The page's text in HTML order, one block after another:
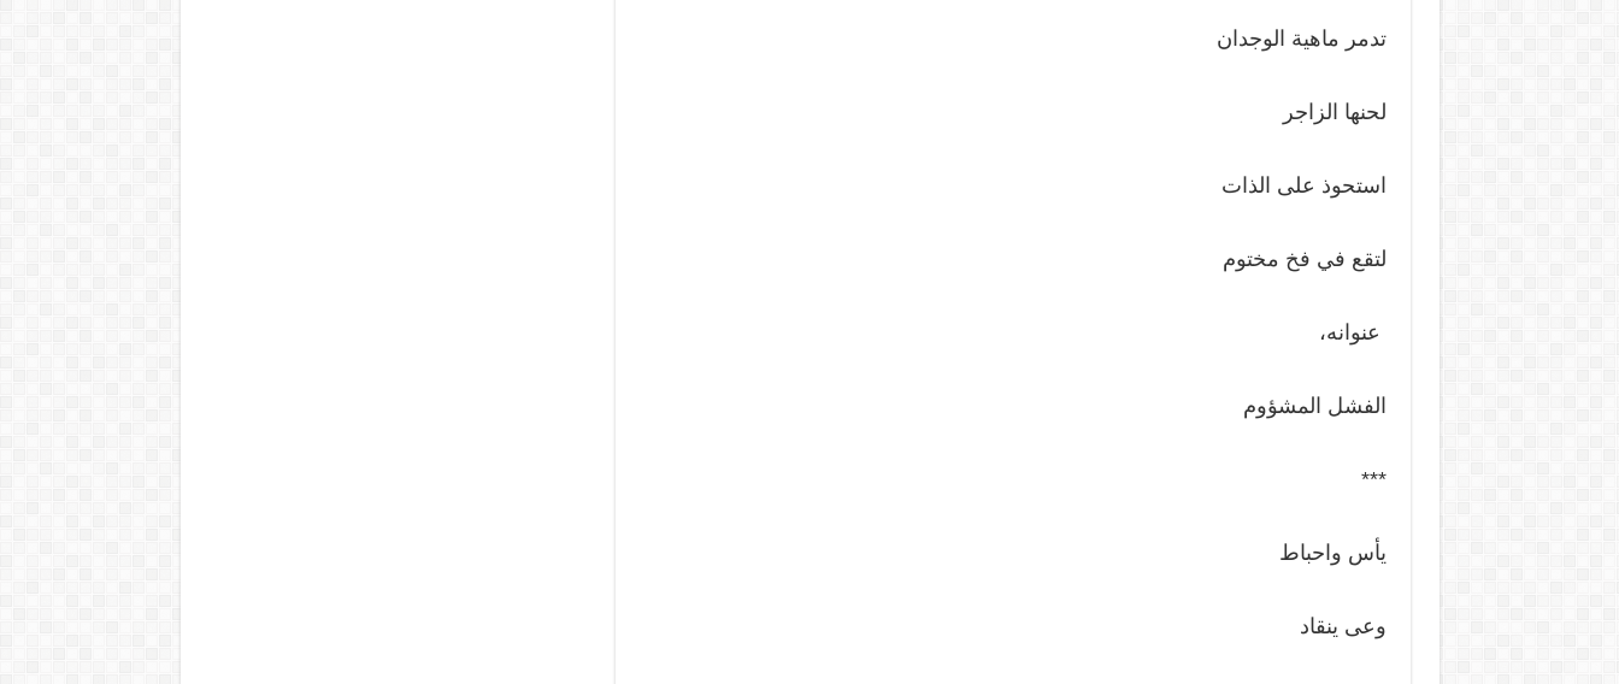
تدمر ماهية الوجدان
لحنها الزاجر
استحوذ على الذات
لتقع في فخ مختوم
عنوانه،
الفشل المشؤوم
***
يأس واحباط
وعى ينقاد